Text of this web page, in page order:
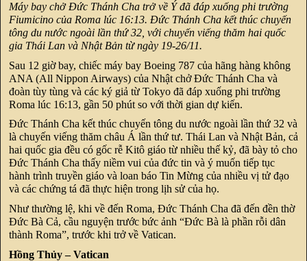
Máy bay chở Đức Thánh Cha trở về Ý đã đáp xuống phi trường
Fiumicino của Roma lúc 16:13. Đức Thánh Cha kết thúc chuyến
tông du nước ngoài lần thứ 32, với chuyến viếng thăm hai quốc
gia Thái Lan và Nhật Bản từ ngày 19-26/11.
Sau 12 giờ bay, chiếc máy bay Boeing 787 của hãng hàng không
ANA (All Nippon Airways) của Nhật chở Đức Thánh Cha và
đoàn tùy tùng và các ký giả từ Tokyo đã đáp xuống phi trường
Roma lúc 16:13, gần 50 phút so với thời gian dự kiến.
Đức Thánh Cha kết thúc chuyến tông du nước ngoài lần thứ 32 và
là chuyến viếng thăm châu Á lần thứ tư. Thái Lan và Nhật Bản, cả
hai quốc gia đều có gốc rễ Kitô giáo từ nhiều thế kỷ, đã bày tỏ cho
Đức Thánh Cha thấy niềm vui của đức tin và ý muốn tiếp tục
hành trình truyền giáo và loan báo Tin Mừng của nhiều vị tử đạo
và các chứng tá đã thực hiện trong lịh sử của họ.
Như thường lệ, khi về đến Roma, Đức Thánh Cha đã đến đền thờ
Đức Bà Cả, cầu nguyện trước bức ảnh “Đức Bà là phần rỗi dân
thành Roma”, trước khi trở về Vatican.
Hồng Thủy – Vatican